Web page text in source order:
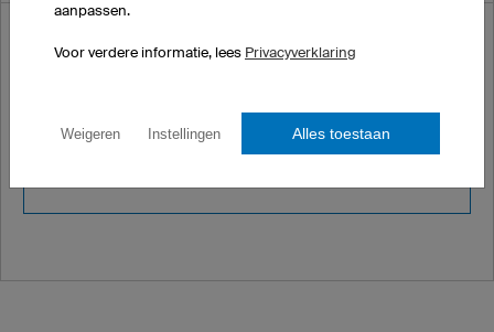
in ter verificatie:
8260
aanpassen.
Voor verdere informatie, lees Privacyverklaring
Weigeren Instellingen Alles toestaan